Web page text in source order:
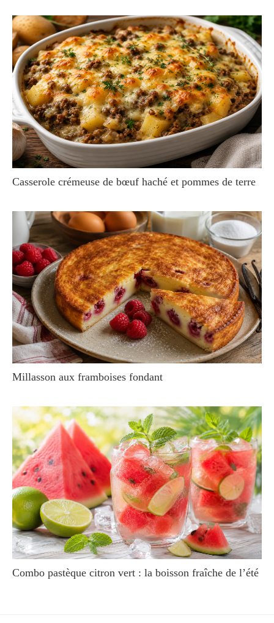
Casserole crémeuse de bœuf haché et pommes de terre
Millasson aux framboises fondant
Combo pastèque citron vert : la boisson fraîche de l’été